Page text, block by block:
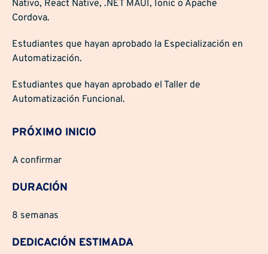
Nativo, React Native, .NET MAUI, Ionic o Apache
Cordova.
Estudiantes que hayan aprobado la Especialización en
Automatización.
Estudiantes que hayan aprobado el Taller de
Automatización Funcional.
PRÓXIMO INICIO
A confirmar
DURACIÓN
8 semanas
DEDICACIÓN ESTIMADA